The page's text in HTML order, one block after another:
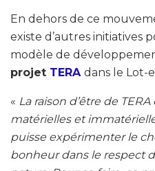
En dehors de ce
existe d’autres initiatives
modèle de
projet TERA dans le Lot-
« La raison d’être de
matérielles et
puisse expérimenter le
bonheur dans le respect